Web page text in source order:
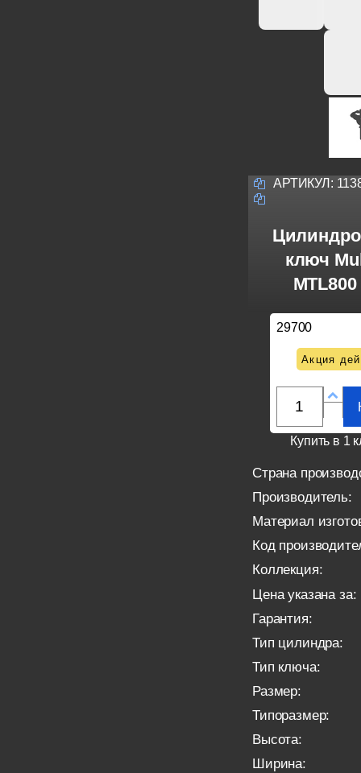
АРТИКУЛ:
ключ
29700
Акция
Купить в 1
Страна
Производитель:
Материал
Код
Коллекция:
Цена указана за:
Гарантия:
Тип цилиндра:
Тип ключа:
Размер:
Типоразмер:
Высота:
Ширина: